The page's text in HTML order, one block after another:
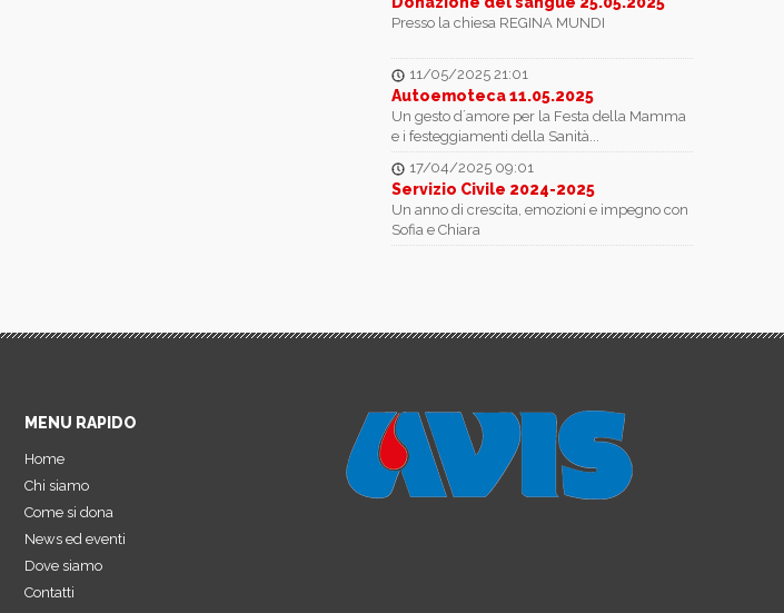
Presso la chiesa REGINA MUNDI
11/05/2025 21:01
Autoemoteca 11.05.2025
Un gesto d´amore per la Festa della Mamma
e i festeggiamenti della Sanità...
17/04/2025 09:01
Servizio Civile 2024-2025
Un anno di crescita, emozioni e impegno con
Sofia e Chiara
18/03/2024 11:25
XXVI Assemblea Provinciale Taranto
17.03.202...
MENU RAPIDO
Home
Chi siamo
Come si dona
News ed eventi
Dove siamo
Contatti